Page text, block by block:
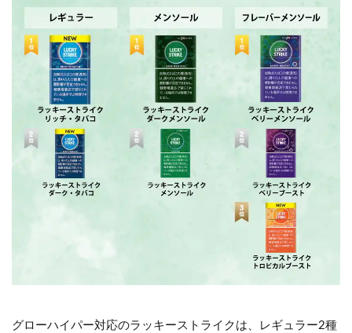
グローハイパー対応のラッキーストライクは、レギュラー2種